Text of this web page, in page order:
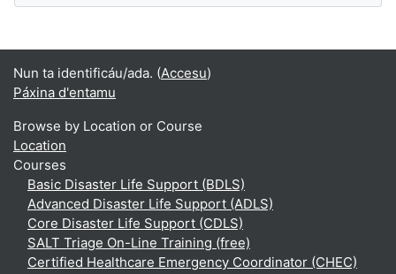
Nun ta identificáu/ada. (Accesu)
Páxina d'entamu
Browse by Location or Course
Location
Courses
Basic Disaster Life Support (BDLS)
Advanced Disaster Life Support (ADLS)
Core Disaster Life Support (CDLS)
SALT Triage On-Line Training (free)
Certified Healthcare Emergency Coordinator (CHEC)